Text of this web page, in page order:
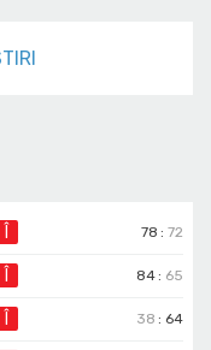
78 :72
84 : 65
38 : 64